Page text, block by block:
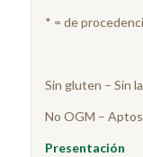
* = de
Sin gluten – Sin
No OGM –
Presentación